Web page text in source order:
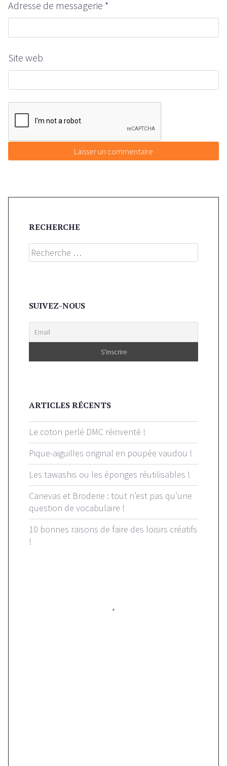
Adresse de messagerie *
Site web
RECHERCHE
Search
SUIVEZ-NOUS
ARTICLES RÉCENTS
Le coton perlé DMC réinventé !
Pique-aiguilles original en poupée vaudou !
Les tawashis ou les éponges réutilisables !
Canevas et Broderie : tout n’est pas qu’une
question de vocabulaire !
10 bonnes raisons de faire des loisirs créatifs
!